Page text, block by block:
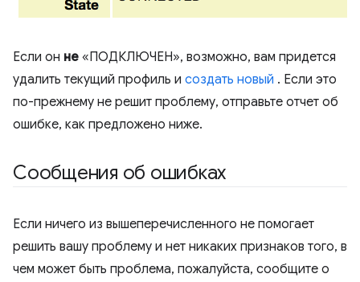
Если он не «ПОДКЛЮЧЕН», возможно, вам придется
удалить текущий профиль и создать новый . Если это
по-прежнему не решит проблему, отправьте отчет об
ошибке, как предложено ниже.
Сообщения об ошибках
Если ничего из вышеперечисленного не помогает
решить вашу проблему и нет никаких признаков того, в
чем может быть проблема, пожалуйста, сообщите о